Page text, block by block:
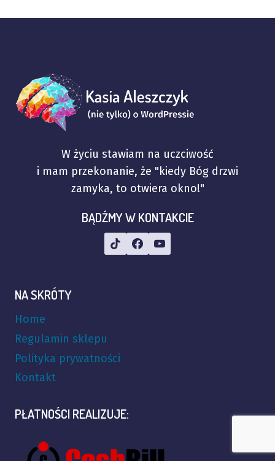
W życiu stawiam na uczciwość
i mam przekonanie, że "kiedy Bóg drzwi
zamyka, to otwiera okno!"
BĄDŹMY W KONTAKCIE
NA SKRÓTY
Home
Regulamin sklepu
Polityka prywatności
Kontakt
PŁATNOŚCI REALIZUJE: